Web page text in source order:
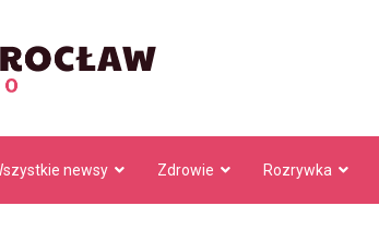
newsy Zdrowie Rozrywka